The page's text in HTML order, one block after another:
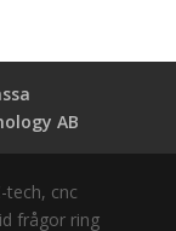
AB
tech, cnc
frågor ring